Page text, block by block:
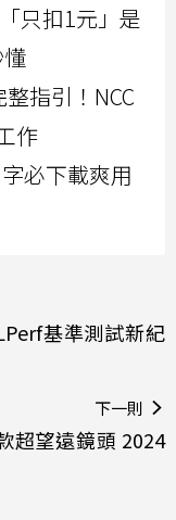
只扣1元」是
指引！NCC
作
必下載爽用
基準測試新紀
下一則
超望遠鏡頭 2024